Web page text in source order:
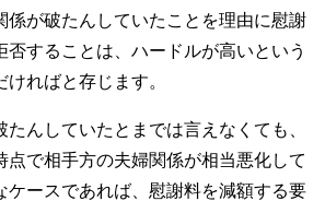
係が破たんしていたことを理由に慰謝
否することは、ハードルが高いという
ればと存じます。
んしていたとまでは言えなくても、
点で相手方の夫婦関係が相当悪化して
ケースであれば、慰謝料を減額する要